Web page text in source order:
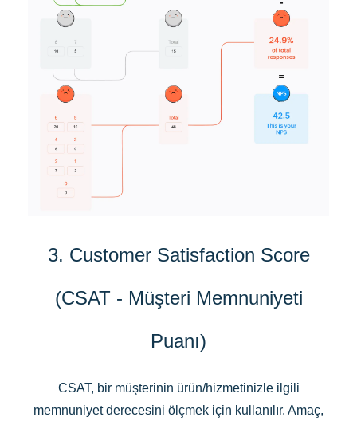
3. Customer Satisfaction Score
(CSAT - Müşteri Memnuniyeti
Puanı)
CSAT, bir müşterinin ürün/hizmetinizle ilgili
memnuniyet derecesini ölçmek için kullanılır. Amaç,